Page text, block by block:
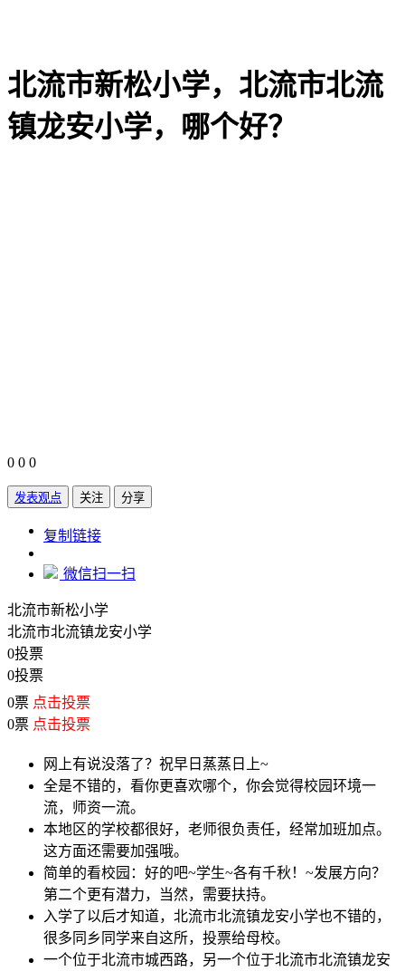
北流市新松小学，北流市北流
镇龙安小学，哪个好？
0 0 0
发表观点 关注 分享
https://www.edupk.cn/compare/4229944
复制链接
微信扫一扫
北流市新松小学
北流市北流镇龙安小学
0投票
0投票
0票 点击投票
0票 点击投票
网上有说没落了？祝早日蒸蒸日上~
全是不错的，看你更喜欢哪个，你会觉得校园环境一
流，师资一流。
本地区的学校都很好，老师很负责任，经常加班加点。
这方面还需要加强哦。
简单的看校园：好的吧~学生~各有千秋！~发展方向？
第二个更有潜力，当然，需要扶持。
入学了以后才知道，北流市北流镇龙安小学也不错的，
很多同乡同学来自这所，投票给母校。
一个位于北流市城西路，另一个位于北流市北流镇龙安